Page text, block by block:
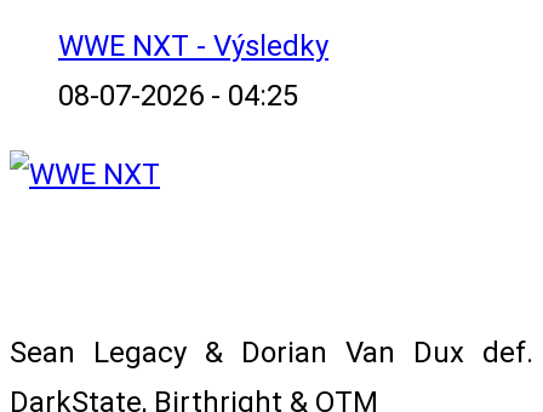
WWE NXT - Výsledky
08-07-2026 - 04:25
Sean Legacy & Dorian Van Dux def.
DarkState, Birthright & OTM